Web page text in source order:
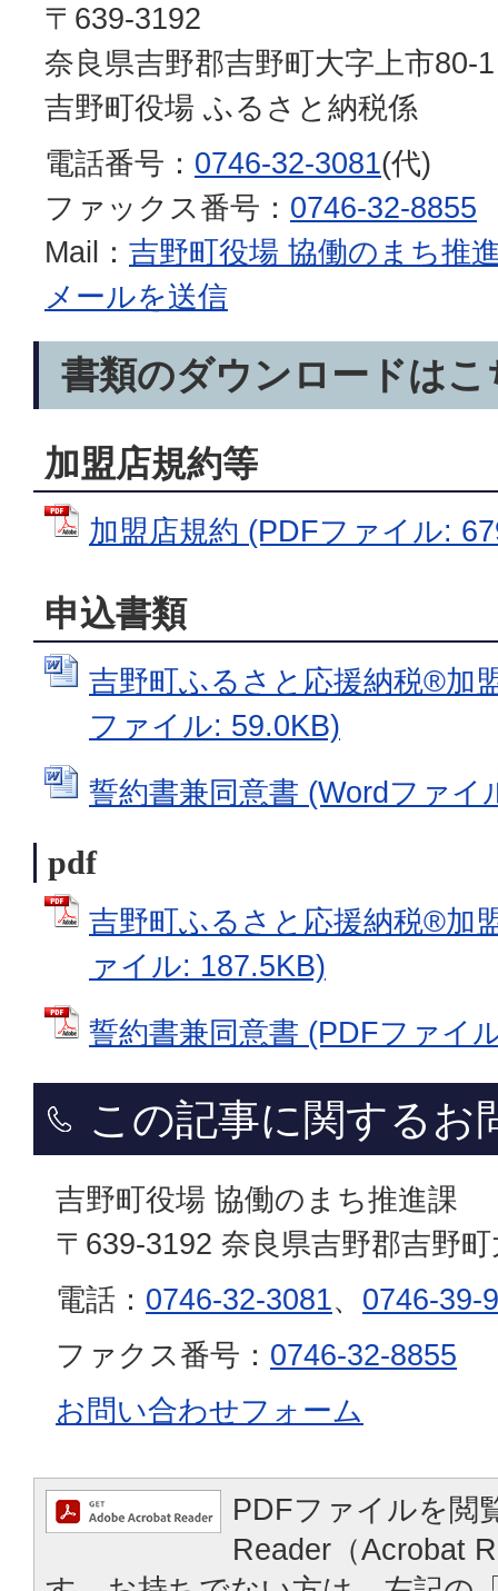
〒639-3192
奈良県吉野郡吉野町大字上市80-1
吉野町役場 ふるさと納税係
電話番号： 0746-32-3081(代)
ファックス番号： 0746-32-8855
Mail： 吉野町役場 協働のまち推
メールを送信
書類のダウンロードはこ
加盟店規約等
加盟店規約 (PDFファイル:
申込書類
吉野町ふるさと応援納税®加
ファイル: 59.0KB)
誓約書兼同意書 (Wordファイ
pdf
吉野町ふるさと応援納税®加
ァイル: 187.5KB)
誓約書兼同意書 (PDFファイ
この記事に関するお
吉野町役場 協働のまち推進課
〒639-3192 奈良県吉野郡吉野
電話： 0746-32-3081、 0746-39-
ファクス番号： 0746-32-8855
お問い合わせフォーム
PDFファイルを閲
Reader（Acrobat